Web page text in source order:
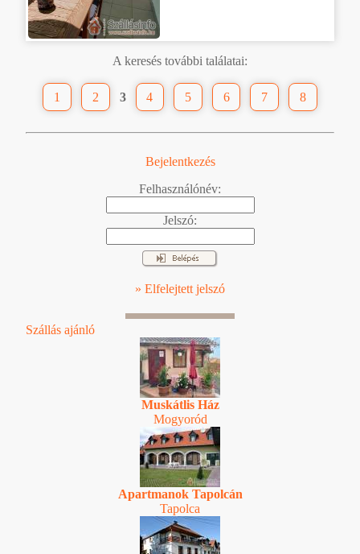
A keresés további találatai:
1 2 3 4 5 6 7 8
Bejelentkezés
Felhasználónév:
Jelszó:
» Elfelejtett jelszó
Szállás ajánló
Muskátlis Ház
Mogyoród
Apartmanok Tapolcán
Tapolca